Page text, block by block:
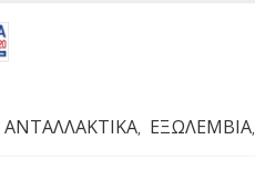
ΑΝΤΑΛΛΑΚΤΙΚΆ, ΕΞΩΛΕΜΒΙΑ,